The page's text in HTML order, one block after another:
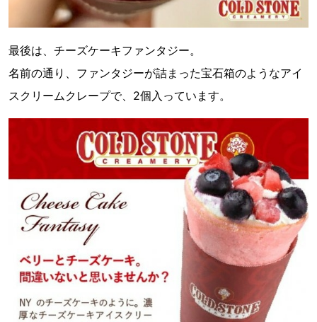
最後は、チーズケーキファンタジー。
名前の通り、ファンタジーが詰まった宝石箱のようなアイ
スクリームクレープで、2個入っています。